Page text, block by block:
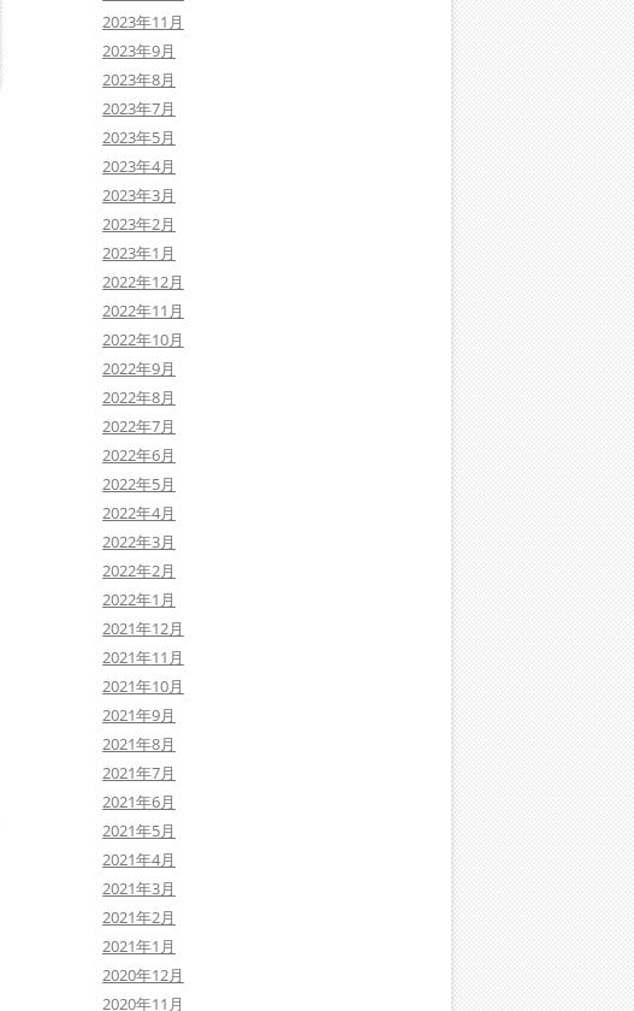
2023年11月
2023年9月
2023年8月
2023年7月
2023年5月
2023年4月
2023年3月
2023年2月
2023年1月
2022年12月
2022年11月
2022年10月
2022年9月
2022年8月
2022年7月
2022年6月
2022年5月
2022年4月
2022年3月
2022年2月
2022年1月
2021年12月
2021年11月
2021年10月
2021年9月
2021年8月
2021年7月
2021年6月
2021年5月
2021年4月
2021年3月
2021年2月
2021年1月
2020年12月
2020年11月